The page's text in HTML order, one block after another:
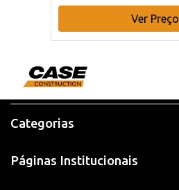
Ver Preço
Categorias
Páginas Institucionais